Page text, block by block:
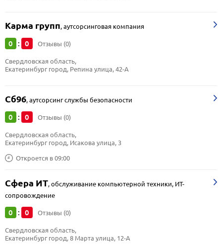
Карма групп,аутсорсинговая компания
0 : 0 Отзывы (0)
Свердловская область,
Екатеринбург город, Репина улица, 42-А
Сб96,аутсорсинг службы безопасности
0 : 0 Отзывы (0)
Откроется в 09:00
Свердловская область,
Екатеринбург город, Исакова улица, 3
Сфера ИТ,обслуживание компьютерной техники, ИТ-
сопровождение
0 : 0 Отзывы (0)
Свердловская область,
Екатеринбург город, 8 Марта улица, 12-А